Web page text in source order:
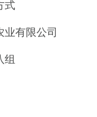
式
有限公司
组